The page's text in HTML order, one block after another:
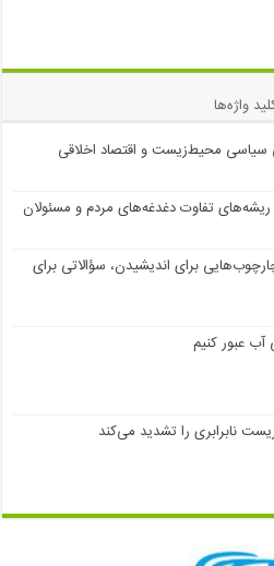
واژه‌ها
محیط‌زیست و اقتصاد اخلاقی
ریشه‌های تفاوت دغدغه‌های مردم و مسئولان
برای اندیشیدن، سؤالاتی برای
آب عبور کنیم
نابرابری را تشدید می‌کند